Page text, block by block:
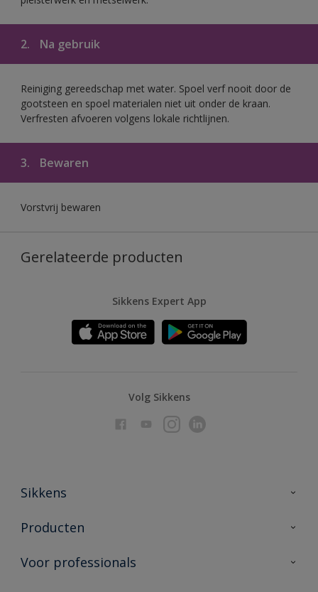
2. Na gebruik
Reiniging gereedschap met water. Spoel verf nooit door de
gootsteen en spoel materialen niet uit onder de kraan.
Verfresten afvoeren volgens lokale richtlijnen.
3. Bewaren
Vorstvrij bewaren
Gerelateerde producten
Sikkens Expert App
Volg Sikkens
Sikkens
Over Sikkens
Duurzaamheid
Producten
Producten voor binnen
Voor professionals